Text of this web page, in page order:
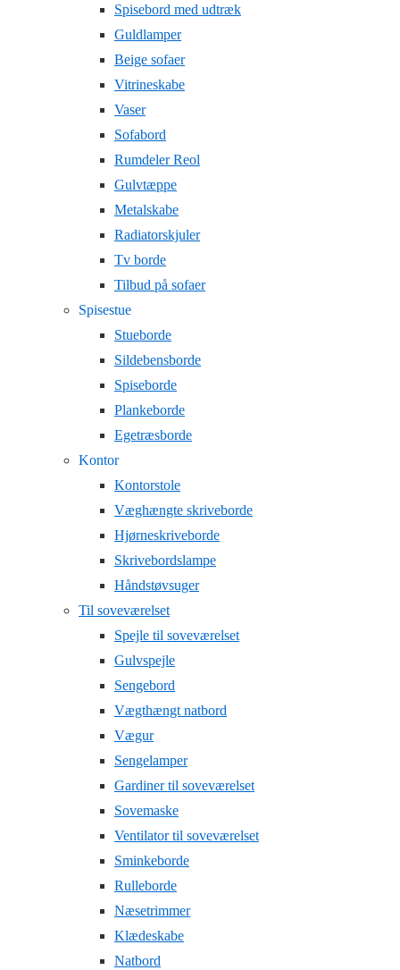
Spisebord med udtræk
Guldlamper
Beige sofaer
Vitrineskabe
Vaser
Sofabord
Rumdeler Reol
Gulvtæppe
Metalskabe
Radiatorskjuler
Tv borde
Tilbud på sofaer
Spisestue
Stueborde
Sildebensborde
Spiseborde
Plankeborde
Egetræsborde
Kontor
Kontorstole
Væghængte skriveborde
Hjørneskriveborde
Skrivebordslampe
Håndstøvsuger
Til soveværelset
Spejle til soveværelset
Gulvspejle
Sengebord
Vægthængt natbord
Vægur
Sengelamper
Gardiner til soveværelset
Sovemaske
Ventilator til soveværelset
Sminkeborde
Rulleborde
Næsetrimmer
Klædeskabe
Natbord